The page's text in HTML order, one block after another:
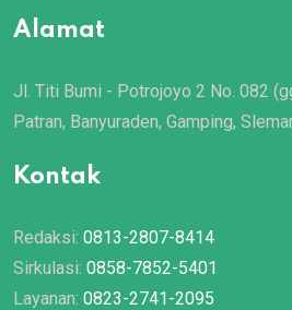
Alamat
Jl. Titi Bumi - Potrojoyo 2 No. 082
Patran, Banyuraden, Gamping,
Kontak
Redaksi: 0813-2807-8414
Sirkulasi: 0858-7852-5401
Layanan: 0823-2741-2095